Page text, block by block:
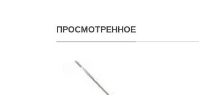
ПРОСМОТРЕННОЕ